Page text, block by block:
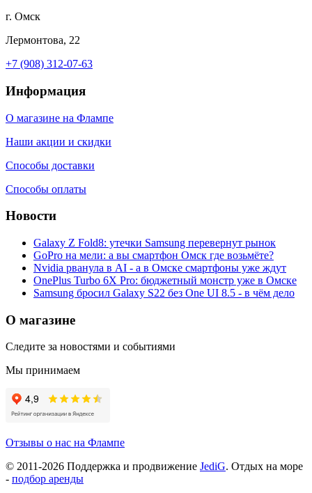
г. Омск
Лермонтова, 22
+7 (908) 312-07-63
Информация
О магазине на Флампе
Наши акции и скидки
Способы доставки
Способы оплаты
Новости
Galaxy Z Fold8: утечки Samsung перевернут рынок
GoPro на мели: а вы смартфон Омск где возьмёте?
Nvidia рванула в AI - а в Омске смартфоны уже ждут
OnePlus Turbo 6X Pro: бюджетный монстр уже в Омске
Samsung бросил Galaxy S22 без One UI 8.5 - в чём дело
О магазине
Следите за новостями и событиями
Мы принимаем
Отзывы о нас на Флампе
© 2011-2026 Поддержка и продвижение JediG. Отдых на море
- подбор аренды